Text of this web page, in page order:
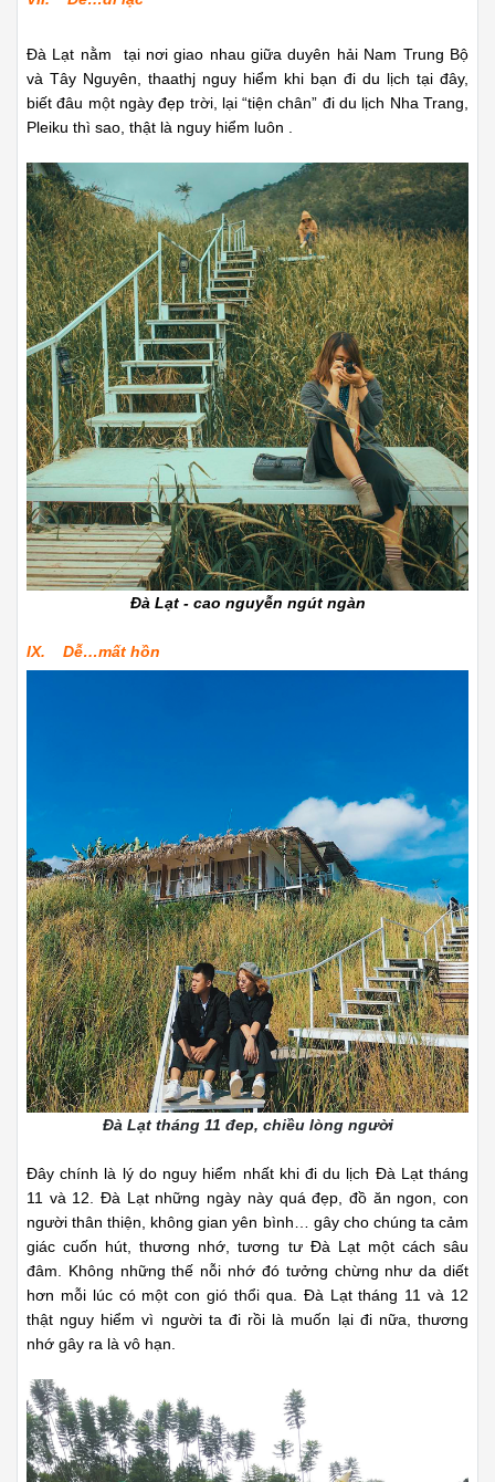
Đà Lạt nằm tại nơi giao nhau giữa duyên hải Nam Trung Bộ
và Tây Nguyên, thaathj nguy hiểm khi bạn đi du lịch tại đây,
biết đâu một ngày đẹp trời, lại “tiện chân” đi du lịch Nha Trang,
Pleiku thì sao, thật là nguy hiểm luôn .
Đà Lạt - cao nguyễn ngút ngàn
IX. Dễ…mất hồn
Đà Lạt tháng 11 đep, chiều lòng người
Đây chính là lý do nguy hiểm nhất khi đi du lịch Đà Lạt tháng
11 và 12. Đà Lạt những ngày này quá đẹp, đồ ăn ngon, con
người thân thiện, không gian yên bình… gây cho chúng ta cảm
giác cuốn hút, thương nhớ, tương tư Đà Lạt một cách sâu
đâm. Không những thế nỗi nhớ đó tưởng chừng như da diết
hơn mỗi lúc có một con gió thổi qua. Đà Lạt tháng 11 và 12
thật nguy hiểm vì người ta đi rồi là muốn lại đi nữa, thương
nhớ gây ra là vô hạn.